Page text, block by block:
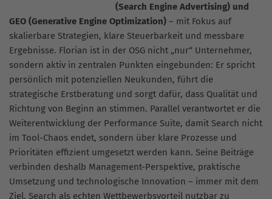
(Search Engine Advertising) und
GEO (Generative Engine Optimization) – mit Fokus auf
skalierbare Strategien, klare Steuerbarkeit und messbare
Ergebnisse. Florian ist in der OSG nicht „nur“ Unternehmer,
sondern aktiv in zentralen Punkten eingebunden: Er spricht
persönlich mit potenziellen Neukunden, führt die
strategische Erstberatung und sorgt dafür, dass Qualität und
Richtung von Beginn an stimmen. Parallel verantwortet er die
Weiterentwicklung der Performance Suite, damit Search nicht
im Tool-Chaos endet, sondern über klare Prozesse und
Prioritäten effizient umgesetzt werden kann. Seine Beiträge
verbinden deshalb Management-Perspektive, praktische
Umsetzung und technologische Innovation – immer mit dem
Ziel, Search als echten Wettbewerbsvorteil nutzbar zu